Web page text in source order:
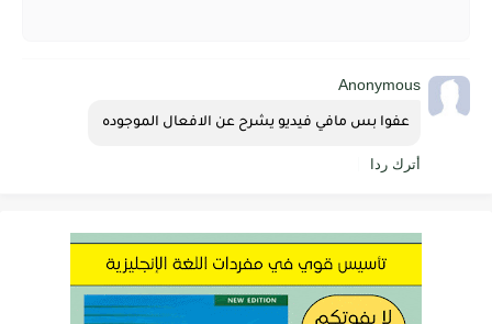
Anonymous
عفوا بس مافي فيديو يشرح عن الافعال الموجوده
أترك ردا